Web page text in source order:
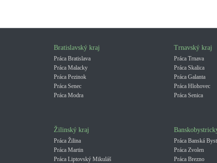
Bratislavský kraj
Práca Bratislava
Práca Malacky
Práca Pezinok
Práca Senec
Práca Modra
Trnavský kraj
Práca Trnava
Práca Skalica
Práca Galanta
Práca Hlohovec
Práca Senica
Žilinský kraj
Práca Žilina
Práca Martin
Práca Liptovský Mikuláš
Práca Banská
Práca Zvolen
Práca Brezno